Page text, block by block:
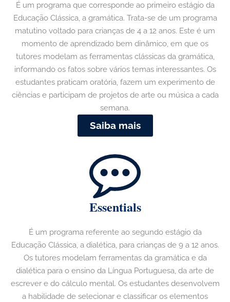
É um programa que corresponde ao primeiro estágio da
Educação Clássica, a gramática. Trata-se de um programa
matutino voltado para crianças de 4 a 12 anos. Este é um
momento de aprendizado bem dinâmico, em que os
tutores modelam as ferramentas clássicas da gramática,
informando os fatos sobre vários temas interessantes. Os
estudantes praticam oratória, fazem um experimento de
ciências e participam de projetos de arte ou música a cada
semana.
Saiba mais
Essentials
É um programa referente ao segundo estágio da
Educação Clássica, a dialética, para crianças de 9 a 12 anos.
Os tutores modelam ferramentas da gramática e da
dialética para o ensino da Língua Portuguesa, da arte de
escrever e do cálculo mental. Os estudantes desenvolvem
a habilidade de selecionar e classificar os elementos